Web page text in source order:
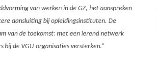
van werken in de GZ, het aanspreken
aansluiting bij opleidingsinstituten. De
van de toekomst: met een lerend netwerk
bij de VGU-organisaties versterken.”